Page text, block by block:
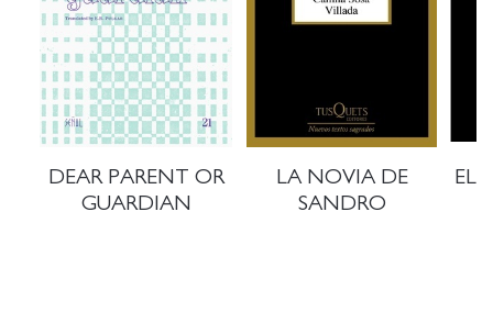
DEAR PARENT OR
GUARDIAN
LA NOVIA DE
SANDRO
EL